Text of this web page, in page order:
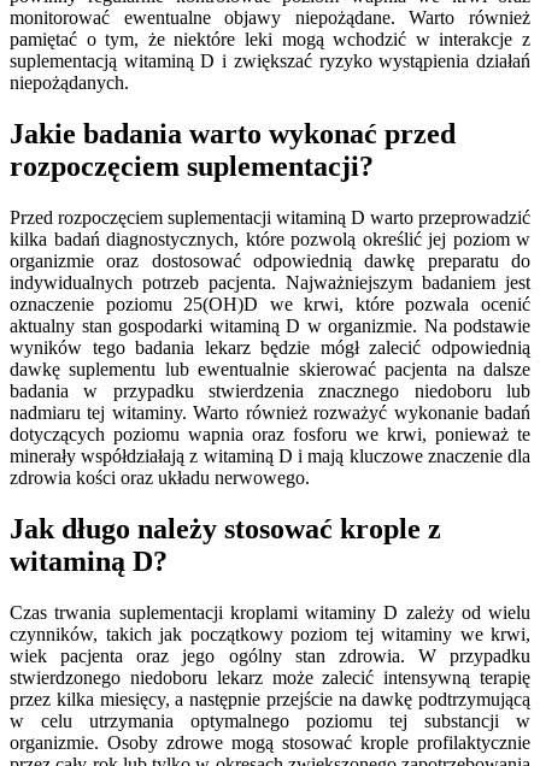
monitorować ewentualne objawy niepożądane. Warto również
pamiętać o tym, że niektóre leki mogą wchodzić w interakcje z
suplementacją witaminą D i zwiększać ryzyko wystąpienia działań
niepożądanych.
Jakie badania warto wykonać przed
rozpoczęciem suplementacji?
Przed rozpoczęciem suplementacji witaminą D warto przeprowadzić
kilka badań diagnostycznych, które pozwolą określić jej poziom w
organizmie oraz dostosować odpowiednią dawkę preparatu do
indywidualnych potrzeb pacjenta. Najważniejszym badaniem jest
oznaczenie poziomu 25(OH)D we krwi, które pozwala ocenić
aktualny stan gospodarki witaminą D w organizmie. Na podstawie
wyników tego badania lekarz będzie mógł zalecić odpowiednią
dawkę suplementu lub ewentualnie skierować pacjenta na dalsze
badania w przypadku stwierdzenia znacznego niedoboru lub
nadmiaru tej witaminy. Warto również rozważyć wykonanie badań
dotyczących poziomu wapnia oraz fosforu we krwi, ponieważ te
minerały współdziałają z witaminą D i mają kluczowe znaczenie dla
zdrowia kości oraz układu nerwowego.
Jak długo należy stosować krople z
witaminą D?
Czas trwania suplementacji kroplami witaminy D zależy od wielu
czynników, takich jak początkowy poziom tej witaminy we krwi,
wiek pacjenta oraz jego ogólny stan zdrowia. W przypadku
stwierdzonego niedoboru lekarz może zalecić intensywną terapię
przez kilka miesięcy, a następnie przejście na dawkę podtrzymującą
w celu utrzymania optymalnego poziomu tej substancji w
organizmie. Osoby zdrowe mogą stosować krople profilaktycznie